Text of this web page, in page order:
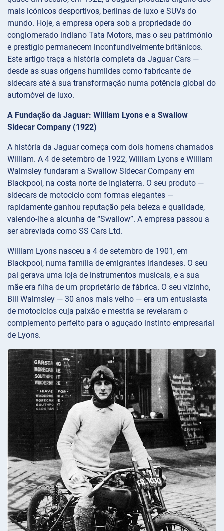
mais icónicos desportivos, berlinas de luxo e SUVs do
mundo. Hoje, a empresa opera sob a propriedade do
conglomerado indiano Tata Motors, mas o seu património
e prestígio permanecem inconfundivelmente britânicos.
Este artigo traça a história completa da Jaguar Cars —
desde as suas origens humildes como fabricante de
sidecars até à sua transformação numa potência global do
automóvel de luxo.
A Fundação da Jaguar: William Lyons e a Swallow
Sidecar Company (1922)
A história da Jaguar começa com dois homens chamados
William. A 4 de setembro de 1922, William Lyons e William
Walmsley fundaram a Swallow Sidecar Company em
Blackpool, na costa norte de Inglaterra. O seu produto —
sidecars de motociclo com formas elegantes —
rapidamente ganhou reputação pela beleza e qualidade,
valendo-lhe a alcunha de “Swallow”. A empresa passou a
ser abreviada como SS Cars Ltd.
William Lyons nasceu a 4 de setembro de 1901, em
Blackpool, numa família de emigrantes irlandeses. O seu
pai gerava uma loja de instrumentos musicais, e a sua
mãe era filha de um proprietário de fábrica. O seu vizinho,
Bill Walmsley — 30 anos mais velho — era um entusiasta
de motociclos cuja paixão e mestria se revelaram o
complemento perfeito para o aguçado instinto empresarial
de Lyons.